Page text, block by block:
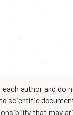
author and
scientific
that may